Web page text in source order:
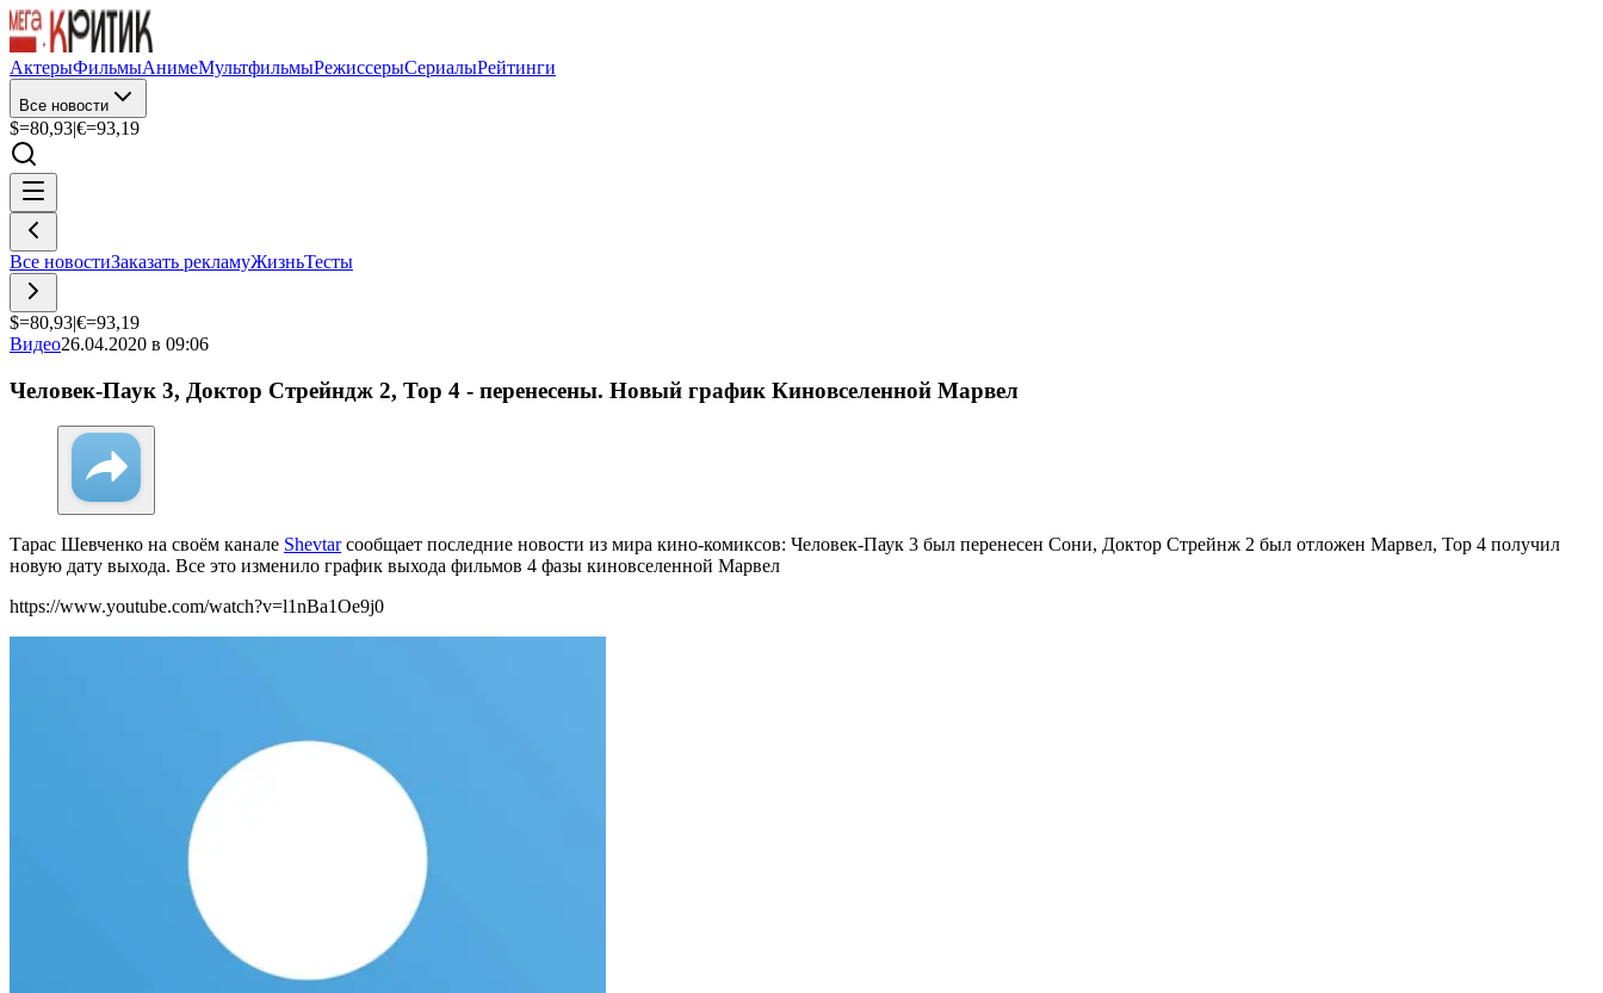
АктерыФильмыАнимеМультфильмыРежиссерыСериалыРейтинги
Все новости
$=80,93|€=93,19
Все новостиЗаказать рекламуЖизньТесты
$=80,93|€=93,19
Видео26.04.2020 в 09:06
Человек-Паук 3, Доктор Стрейндж 2, Тор 4 - перенесены. Новый график Киновселенной Марвел
Тарас Шевченко на своём канале Shevtarсообщает последние новости из мира кино-комиксов: Человек-Паук 3 был перенесен Сони, Доктор Стрейнж 2 был отложен Марвел, Тор 4 получил
новую дату выхода. Все это изменило график выхода фильмов 4 фазы киновселенной Марвел
https://www.youtube.com/watch?v=l1nBa1Oe9j0